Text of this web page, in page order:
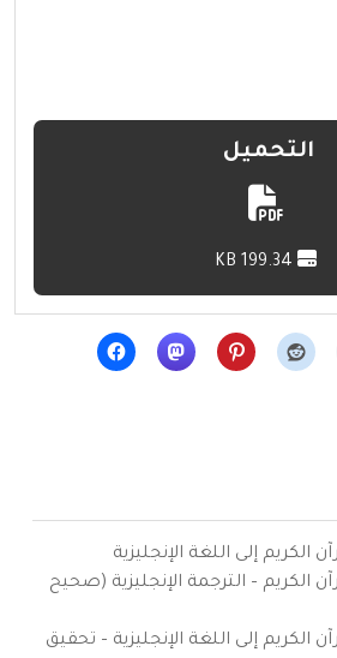
التحميل
الكريم إلى اللغة الإنجليزية
الكريم – الترجمة الإنجليزية (صحيح
الكريم إلى اللغة الإنجليزية – تحقيق